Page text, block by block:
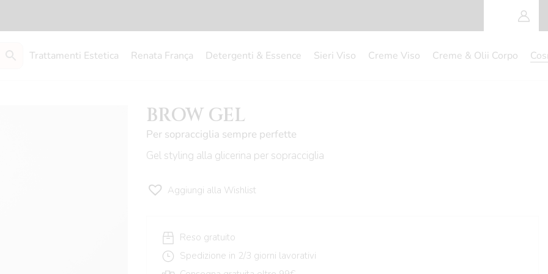
Trattamenti Estetica Renata França Detergenti & Essence Sieri Viso Creme Viso Creme & Olii Corpo
BROW GEL
Per sopracciglia sempre perfette
Gel styling alla glicerina per sopracciglia
Aggiungi alla Wishlist
Reso gratuito
Spedizione in 2/3 giorni lavorativi